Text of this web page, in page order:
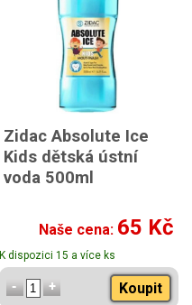
Zidac Absolute Ice
Kids dětská ústní
voda 500ml
Naše cena: 65 Kč
K dispozici 15 a více ks
Koupit